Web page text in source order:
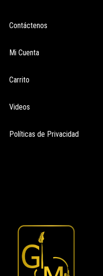
Contáctenos
Mi Cuenta
Carrito
Videos
Políticas de Privacidad